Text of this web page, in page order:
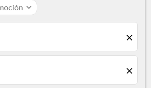
expand_more
close
close